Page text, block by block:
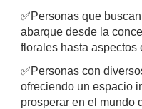
✅Personas que
abarque desde la
florales hasta aspectos
✅Personas con
ofreciendo un espacio
prosperar en el mundo